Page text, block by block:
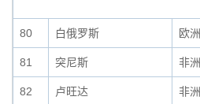
80 白俄罗斯 欧洲
81 突尼斯 非洲
82 卢旺达 非洲